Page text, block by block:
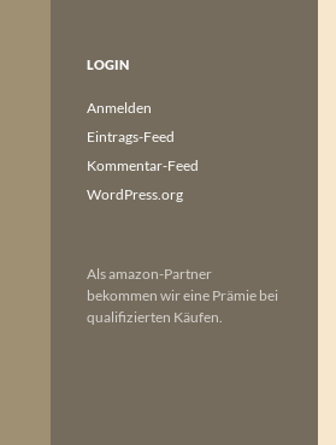
LOGIN
Anmelden
Eintrags-Feed
Kommentar-Feed
WordPress.org
Als amazon-Partner
bekommen wir eine Prämie bei
qualifizierten Käufen.